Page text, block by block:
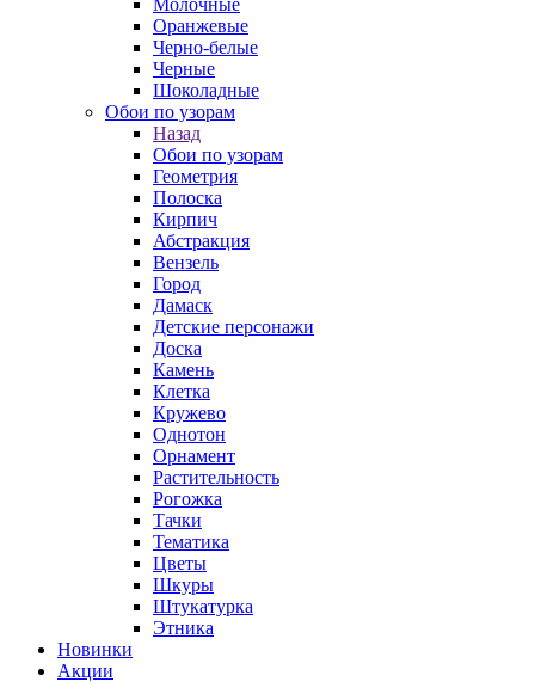
Молочные
Оранжевые
Черно-белые
Черные
Шоколадные
Обои по узорам
Назад
Обои по узорам
Геометрия
Полоска
Кирпич
Абстракция
Вензель
Город
Дамаск
Детские персонажи
Доска
Камень
Клетка
Кружево
Однотон
Орнамент
Растительность
Рогожка
Тачки
Тематика
Цветы
Шкуры
Штукатурка
Этника
Новинки
Акции